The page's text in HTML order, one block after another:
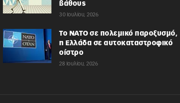
βάθους
30 Ιουλίου, 2026
Το ΝΑΤΟ σε πολεμικό παροξυσμό,
η Ελλάδα σε αυτοκαταστροφικό
οίστρο
28 Ιουλίου, 2026